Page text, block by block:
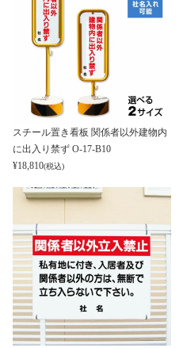
スチール置き看板 関係者以外建物内
に出入り禁ず O-17-B10
¥18,810(税込)